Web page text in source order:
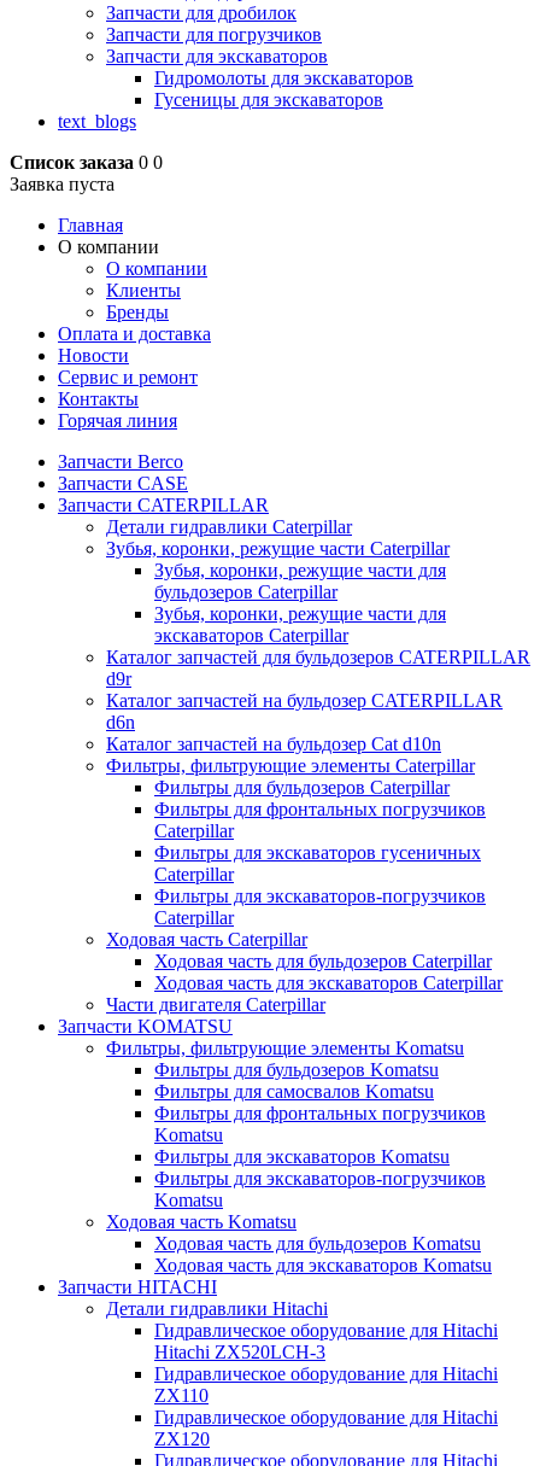
Запчасти для дробилок
Запчасти для погрузчиков
Запчасти для экскаваторов
Гидромолоты для экскаваторов
Гусеницы для экскаваторов
text_blogs
Список заказа 0 0
Заявка пуста
Главная
О компании
О компании
Клиенты
Бренды
Оплата и доставка
Новости
Сервис и ремонт
Контакты
Горячая линия
Запчасти Berco
Запчасти CASE
Запчасти CATERPILLAR
Детали гидравлики Caterpillar
Зубья, коронки, режущие части Caterpillar
Зубья, коронки, режущие части для
бульдозеров Caterpillar
Зубья, коронки, режущие части для
экскаваторов Caterpillar
Каталог запчастей для бульдозеров CATERPILLAR
d9r
Каталог запчастей на бульдозер CATERPILLAR
d6n
Каталог запчастей на бульдозер Сat d10n
Фильтры, фильтрующие элементы Caterpillar
Фильтры для бульдозеров Caterpillar
Фильтры для фронтальных погрузчиков
Caterpillar
Фильтры для экскаваторов гусеничных
Caterpillar
Фильтры для экскаваторов-погрузчиков
Caterpillar
Ходовая часть Caterpillar
Ходовая часть для бульдозеров Caterpillar
Ходовая часть для экскаваторов Caterpillar
Части двигателя Caterpillar
Запчасти KOMATSU
Фильтры, фильтрующие элементы Komatsu
Фильтры для бульдозеров Komatsu
Фильтры для самосвалов Komatsu
Фильтры для фронтальных погрузчиков
Komatsu
Фильтры для экскаваторов Komatsu
Фильтры для экскаваторов-погрузчиков
Komatsu
Ходовая часть Komatsu
Ходовая часть для бульдозеров Komatsu
Ходовая часть для экскаваторов Komatsu
Запчасти HITACHI
Детали гидравлики Hitachi
Гидравлическое оборудование для Hitachi
Hitachi ZX520LCH-3
Гидравлическое оборудование для Hitachi
ZX110
Гидравлическое оборудование для Hitachi
ZX120
Гидравлическое оборудование для Hitachi